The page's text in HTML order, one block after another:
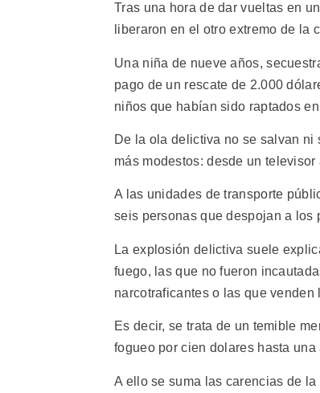
Tras una hora de dar vueltas en
liberaron en el otro extremo de la
Una niña de nueve años,
pago de un rescate de 2.000
niños que habían sido raptados
De la ola delictiva no se salvan
más modestos: desde un
A las unidades de transporte
seis personas que despojan a los
La explosión delictiva suele
fuego, las que no fueron
narcotraficantes o las que venden
Es decir, se trata de un temible
fogueo por cien dolares hasta
A ello se suma las carencias de